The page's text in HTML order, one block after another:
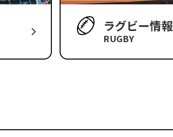
ラグビー情報
RUGBY